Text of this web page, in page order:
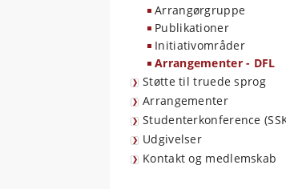
Arrangørgruppe
Publikationer
Initiativområder
Arrangementer - DFL
Støtte til truede sprog
Arrangementer
Studenterkonference
Udgivelser
Kontakt og medlemskab